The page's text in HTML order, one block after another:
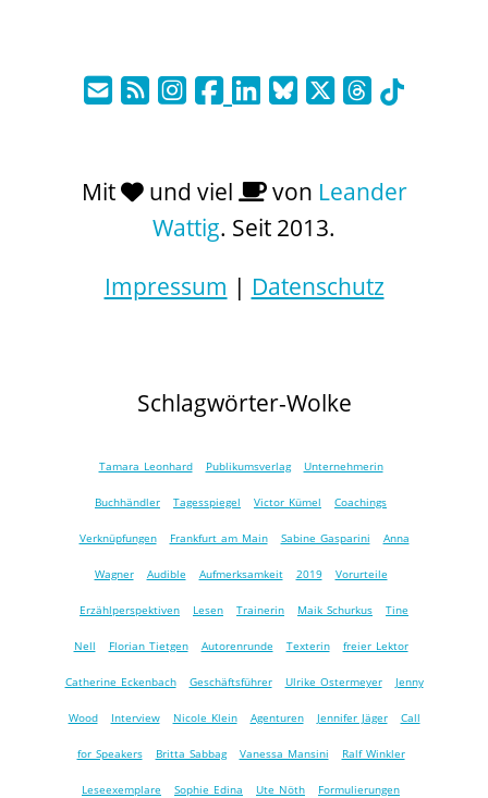
Mit und viel von Leander
Wattig. Seit 2013.
Impressum | Datenschutz
Schlagwörter-Wolke
Tamara Leonhard Publikumsverlag Unternehmerin
Buchhändler Tagesspiegel Victor Kümel Coachings
Verknüpfungen Frankfurt am Main Sabine Gasparini Anna
Wagner Audible Aufmerksamkeit 2019 Vorurteile
Erzählperspektiven Lesen Trainerin Maik Schurkus Tine
Nell Florian Tietgen Autorenrunde Texterin freier Lektor
Catherine Eckenbach Geschäftsführer Ulrike Ostermeyer Jenny
Wood Interview Nicole Klein Agenturen Jennifer Jäger Call
for Speakers Britta Sabbag Vanessa Mansini Ralf Winkler
Leseexemplare Sophie Edina Ute Nöth Formulierungen